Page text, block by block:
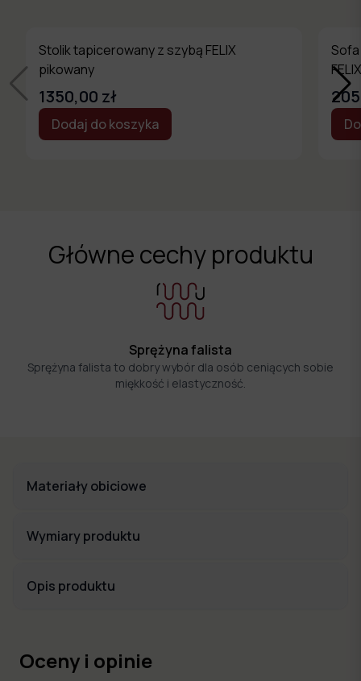
Stolik tapicerowany z szybą FELIX
pikowany
1350,00 zł
Dodaj do koszyka
Główne cechy produktu
Sprężyna falista
Sprężyna falista to dobry wybór dla osób ceniących sobie
miękkość i elastyczność.
Materiały obiciowe
Wymiary produktu
Opis produktu
Oceny i opinie